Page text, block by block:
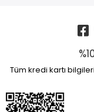
Tüm kredi kartı